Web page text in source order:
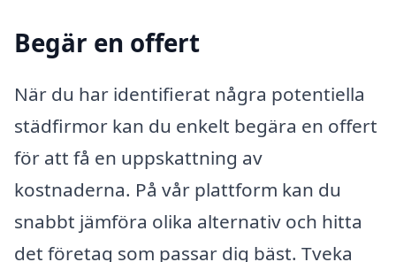
Begär en offert
När du har identifierat några potentiella
städfirmor kan du enkelt begära en offert
för att få en uppskattning av
kostnaderna. På vår plattform kan du
snabbt jämföra olika alternativ och hitta
det företag som passar dig bäst. Tveka